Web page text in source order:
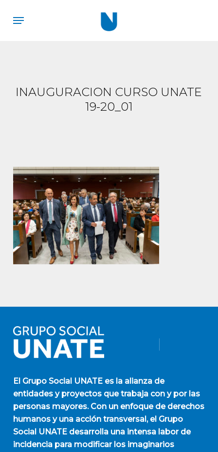
Menu
INAUGURACION CURSO UNATE
19-20_01
El Grupo Social UNATEes la alianza de
entidades y proyectos que trabaja con y por las
personas mayores. Con un enfoque de derechos
humanos y una acción transversal, el Grupo
Social UNATE desarrolla una intensa labor de
incidencia para modificar los imaginarios